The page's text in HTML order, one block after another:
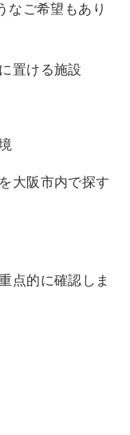
なご希望もあり
置ける施設
大阪市内で探す
点的に確認しま